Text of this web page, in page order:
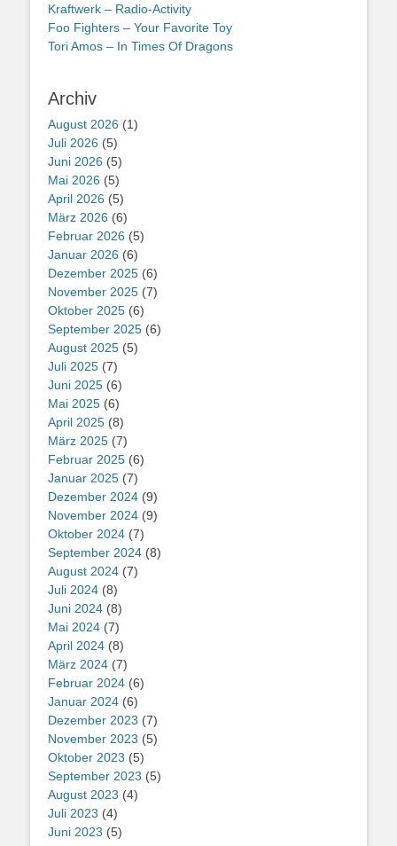
Kraftwerk – Radio-Activity
Foo Fighters – Your Favorite Toy
Tori Amos – In Times Of Dragons
Archiv
August 2026 (1)
Juli 2026 (5)
Juni 2026 (5)
Mai 2026 (5)
April 2026 (5)
März 2026 (6)
Februar 2026 (5)
Januar 2026 (6)
Dezember 2025 (6)
November 2025 (7)
Oktober 2025 (6)
September 2025 (6)
August 2025 (5)
Juli 2025 (7)
Juni 2025 (6)
Mai 2025 (6)
April 2025 (8)
März 2025 (7)
Februar 2025 (6)
Januar 2025 (7)
Dezember 2024 (9)
November 2024 (9)
Oktober 2024 (7)
September 2024 (8)
August 2024 (7)
Juli 2024 (8)
Juni 2024 (8)
Mai 2024 (7)
April 2024 (8)
März 2024 (7)
Februar 2024 (6)
Januar 2024 (6)
Dezember 2023 (7)
November 2023 (5)
Oktober 2023 (5)
September 2023 (5)
August 2023 (4)
Juli 2023 (4)
Juni 2023 (5)